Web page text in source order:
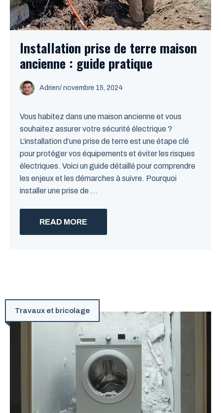
Installation prise de terre maison
ancienne : guide pratique
Adrien/ novembre 15, 2024
Vous habitez dans une maison ancienne et vous
souhaitez assurer votre sécurité électrique ?
L’installation d’une prise de terre est une étape clé
pour protéger vos équipements et éviter les risques
électriques. Voici un guide détaillé pour comprendre
les enjeux et les démarches à suivre. Pourquoi
installer une prise de ...
READ MORE
Travaux et bricolage